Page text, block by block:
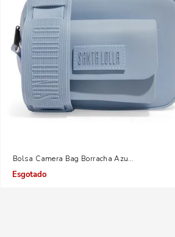
Bolsa Camera Bag Borracha Azul Gelatto
Indisponível